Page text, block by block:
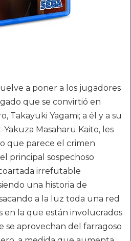
a poner a los jugadores
que se convirtió en
Takayuki Yagami; a él y a su
Masaharu Kaito, les
que parece el crimen
principal sospechoso
irrefutable
una historia de
a la luz toda una red
en la que están involucrados
se aprovechan del farragoso